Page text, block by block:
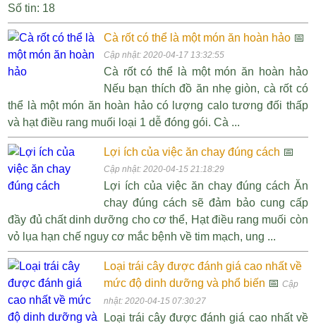
Số tin: 18
Cà rốt có thể là một món ăn hoàn hảo📅
Cập nhật: 2020-04-17 13:32:55
Cà rốt có thể là một món ăn hoàn hảo
Nếu bạn thích đồ ăn nhẹ giòn, cà rốt có
thể là một món ăn hoàn hảo có lượng calo tương đối thấp
và hạt điều rang muối loại 1 dễ đóng gói. Cà ...
Lợi ích của việc ăn chay đúng cách 📅
Cập nhật: 2020-04-15 21:18:29
Lợi ích của việc ăn chay đúng cách Ăn
chay đúng cách sẽ đảm bảo cung cấp
đầy đủ chất dinh dưỡng cho cơ thể, Hạt điều rang muối còn
vỏ lụa hạn chế nguy cơ mắc bệnh về tim mạch, ung ...
Loại trái cây được đánh giá cao nhất về
mức độ dinh dưỡng và phổ biến 📅 Cập
nhật: 2020-04-15 07:30:27
Loại trái cây được đánh giá cao nhất về